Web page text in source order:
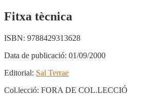
Fitxa tècnica
ISBN: 9788429313628
Data de publicació: 01/09/2000
Editorial: Sal Terrae
Col.lecció: FORA DE COL.LECCIÓ